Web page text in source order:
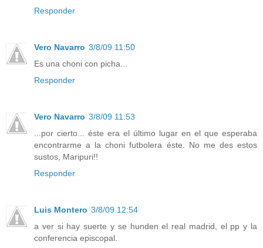
Responder
Vero Navarro 3/8/09 11:50
Es una choni con picha...
Responder
Vero Navarro 3/8/09 11:53
...por cierto... éste era el último lugar en el que esperaba
encontrarme a la choni futbolera éste. No me des estos
sustos, Maripuri!!
Responder
Luis Montero 3/8/09 12:54
a ver si hay suerte y se hunden el real madrid, el pp y la
conferencia episcopal.